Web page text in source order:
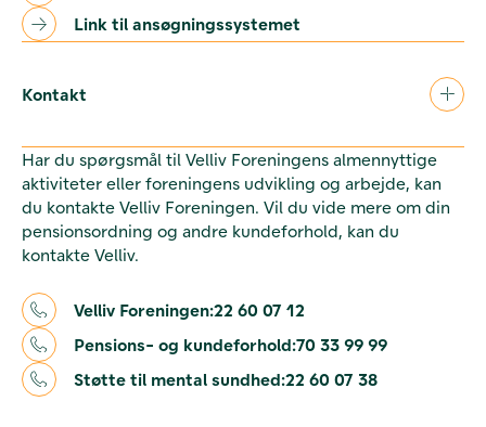
Link til ansøgningssystemet
Kontakt
Har du spørgsmål til Velliv Foreningens almennyttige
aktiviteter eller foreningens udvikling og arbejde, kan
du kontakte Velliv Foreningen. Vil du vide mere om din
pensionsordning og andre kundeforhold, kan du
kontakte Velliv.
Velliv Foreningen:22 60 07 12
Pensions- og kundeforhold:70 33 99 99
Støtte til mental sundhed:22 60 07 38